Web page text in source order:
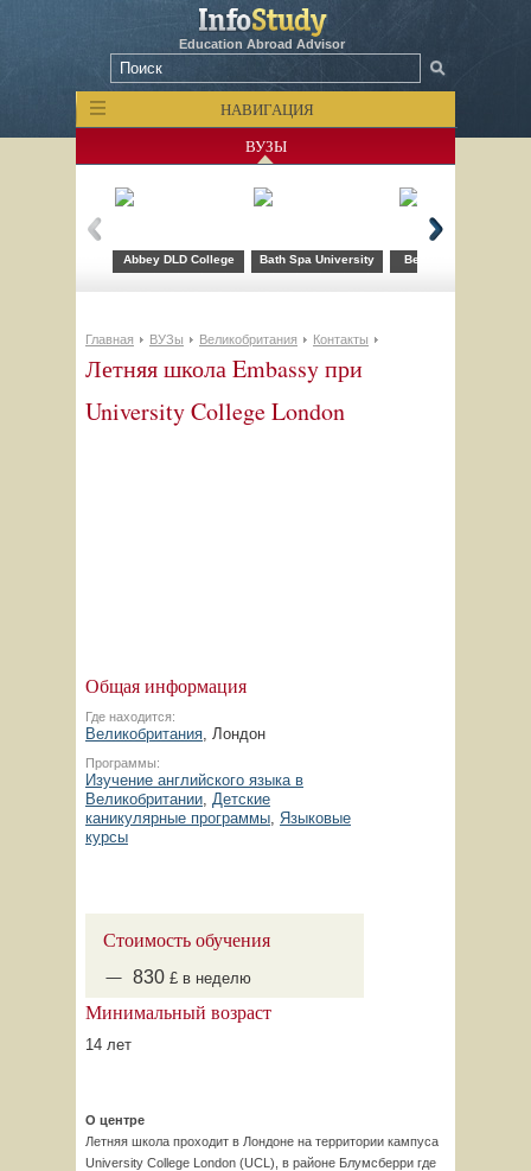
Education Abroad Advisor
НАВИГАЦИЯ
ВУЗЫ
Abbey DLD College Bath Spa University Bellerbys College
Главная ВУЗы Великобритания Контакты
Летняя школа Embassy при
University College London
Общая информация
Где находится:
Великобритания, Лондон
Программы:
Изучение английского языка в
Великобритании, Детские
каникулярные программы, Языковые
курсы
Стоимость обучения
830 £ в неделю
Минимальный возраст
14 лет
О центре
Летняя школа проходит в Лондоне на территории кампуса
University College London (UCL), в районе Блумсберри где